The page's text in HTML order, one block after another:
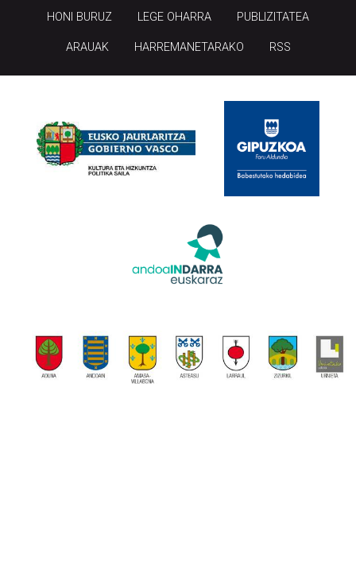
HONI BURUZ LEGE OHARRA PUBLIZITATEA
ARAUAK HARREMANETARAKO RSS